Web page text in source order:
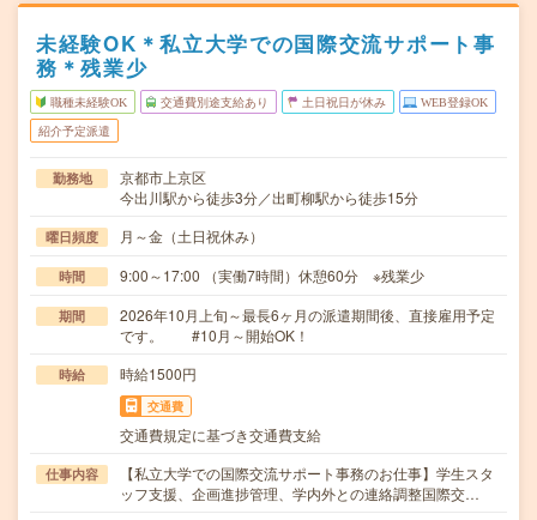
未経験OK＊私立大学での国際交流サポート事
務＊残業少
職種未経験OK 交通費別途支給あり 土日祝日が休み WEB登録OK
紹介予定派遣
勤務地
京都市上京区
今出川駅から徒歩3分／出町柳駅から徒歩15分
曜日頻度 月～金（土日祝休み）
時間 9:00～17:00 （実働7時間）休憩60分 ※残業少
期間
2026年10月上旬～最長6ヶ月の派遣期間後、直接雇用予定
です。 #10月～開始OK！
時給 時給1500円
交通費
交通費規定に基づき交通費支給
仕事内容
【私立大学での国際交流サポート事務のお仕事】学生スタ
ッフ支援、企画進捗管理、学内外との連絡調整国際交…